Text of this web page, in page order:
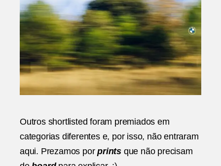
Outros shortlisted foram premiados em
categorias diferentes e, por isso, não entraram
aqui. Prezamos porprints que não precisam